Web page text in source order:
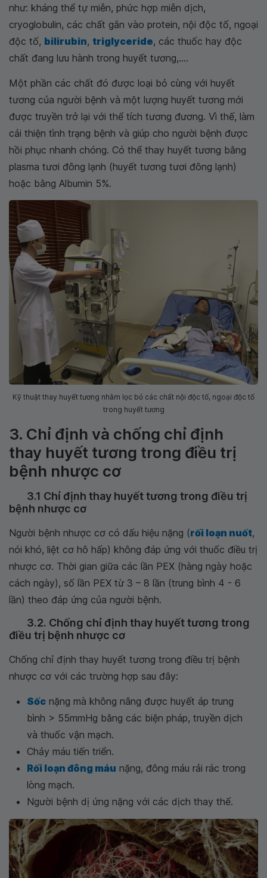
như: kháng thể tự miễn, phức hợp miễn dịch,
cryoglobulin, các chất gắn vào protein, nội độc tố, ngoại
độc tố, bilirubin, triglyceride, các thuốc hay độc
chất đang lưu hành trong huyết tương,....
Một phần các chất đó được loại bỏ cùng với huyết
tương của người bệnh và một lượng huyết tương mới
được truyền trở lại với thể tích tương đương. Vì thế, làm
cải thiện tình trạng bệnh và giúp cho người bệnh được
hồi phục nhanh chóng. Có thể thay huyết tương bằng
plasma tươi đông lạnh (huyết tương tươi đông lạnh)
hoặc bằng Albumin 5%.
Kỹ thuật thay huyết tương nhằm lọc bỏ các chất nội độc tố, ngoại độc tố
trong huyết tương
3. Chỉ định và chống chỉ định
thay huyết tương trong điều trị
bệnh nhược cơ
3.1 Chỉ định thay huyết tương trong điều trị
bệnh nhược cơ
Người bệnh nhược cơ có dấu hiệu nặng (rối loạn nuốt,
nói khó, liệt cơ hô hấp) không đáp ứng với thuốc điều trị
nhược cơ. Thời gian giữa các lần PEX (hàng ngày hoặc
cách ngày), số lần PEX từ 3 – 8 lần (trung bình 4 - 6
lần) theo đáp ứng của người bệnh.
3.2. Chống chỉ định thay huyết tương trong
điều trị bệnh nhược cơ
Chống chỉ định thay huyết tương trong điều trị bệnh
nhược cơ với các trường hợp sau đây:
Sốc nặng mà không nâng được huyết áp trung
bình > 55mmHg bằng các biện pháp, truyền dịch
và thuốc vận mạch.
Chảy máu tiến triển.
Rối loạn đông máu nặng, đông máu rải rác trong
lòng mạch.
Người bệnh dị ứng nặng với các dịch thay thế.